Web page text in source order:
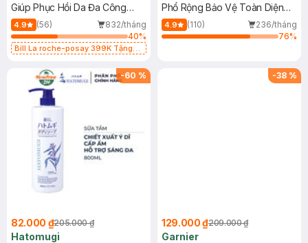
Giúp Phục Hồi Da Đa Công
Dụng 40ml
4.9 (56)
832/tháng
40%
Bill La roche-posay 399K Tặng
(SL có hạn)
Phổ Rộng Bảo Vệ Toàn Diện
40ml
4.9 (110)
236/tháng
76%
-60 %
82.000 ₫205.000 ₫
Hatomugi
-38 %
129.000 ₫209.000 ₫
Garnier